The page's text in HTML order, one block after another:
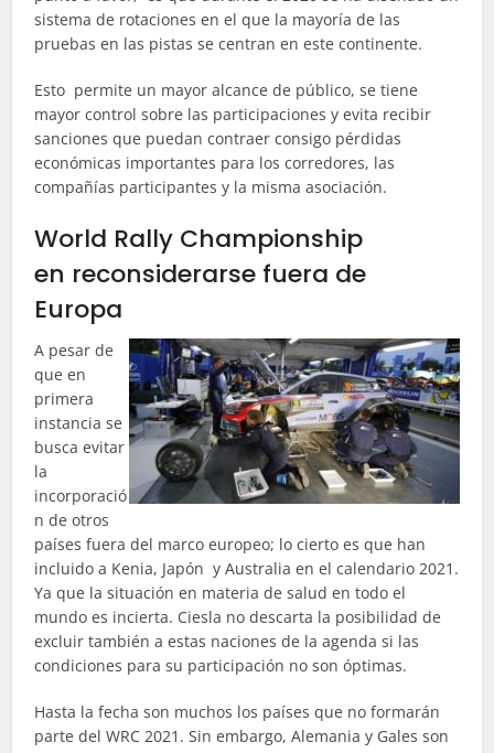
sistema de rotaciones en el que la mayoría de las
pruebas en las pistas se centran en este continente.
Esto permite un mayor alcance de público, se tiene
mayor control sobre las participaciones y evita recibir
sanciones que puedan contraer consigo pérdidas
económicas importantes para los corredores, las
compañías participantes y la misma asociación.
World Rally Championship
en reconsiderarse fuera de
Europa
A pesar de
que en
primera
instancia se
busca evitar
la
incorporació
n de otros
países fuera del marco europeo; lo cierto es que han
incluido a Kenia, Japón y Australia en el calendario 2021.
Ya que la situación en materia de salud en todo el
mundo es incierta. Ciesla no descarta la posibilidad de
excluir también a estas naciones de la agenda si las
condiciones para su participación no son óptimas.
Hasta la fecha son muchos los países que no formarán
parte del WRC 2021. Sin embargo, Alemania y Gales son